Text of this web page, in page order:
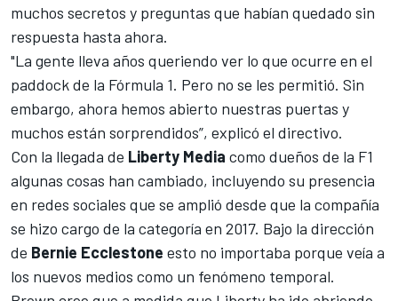
muchos secretos y preguntas que habían quedado sin
respuesta hasta ahora.
"La gente lleva años queriendo ver lo que ocurre en el
paddock de la Fórmula 1. Pero no se les permitió. Sin
embargo, ahora hemos abierto nuestras puertas y
muchos están sorprendidos”, explicó el directivo.
Con la llegada de Liberty Media como dueños de la F1
algunas cosas han cambiado, incluyendo su presencia
en redes sociales que se amplió desde que la compañía
se hizo cargo de la categoría en 2017. Bajo la dirección
de Bernie Ecclestone esto no importaba porque veía a
los nuevos medios como un fenómeno temporal.